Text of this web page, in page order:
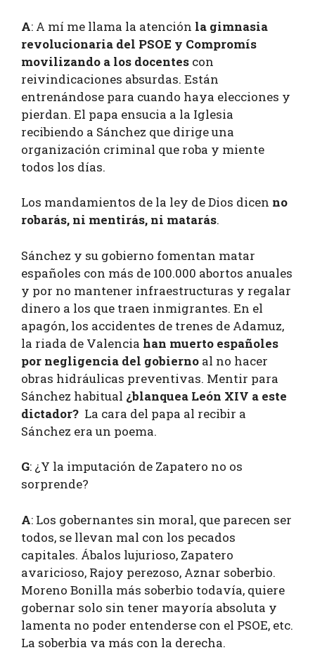
A: A mí me llama la atención la gimnasia
revolucionaria del PSOE y Compromís
movilizando a los docentes con
reivindicaciones absurdas. Están
entrenándose para cuando haya elecciones y
pierdan. El papa ensucia a la Iglesia
recibiendo a Sánchez que dirige una
organización criminal que roba y miente
todos los días.
Los mandamientos de la ley de Dios dicen no
robarás, ni mentirás, ni matarás.
Sánchez y su gobierno fomentan matar
españoles con más de 100.000 abortos anuales
y por no mantener infraestructuras y regalar
dinero a los que traen inmigrantes. En el
apagón, los accidentes de trenes de Adamuz,
la riada de Valencia han muerto españoles
por negligencia del gobierno al no hacer
obras hidráulicas preventivas. Mentir para
Sánchez habitual ¿blanquea León XIV a este
dictador? La cara del papa al recibir a
Sánchez era un poema.
G: ¿Y la imputación de Zapatero no os
sorprende?
A: Los gobernantes sin moral, que parecen ser
todos, se llevan mal con los pecados
capitales. Ábalos lujurioso, Zapatero
avaricioso, Rajoy perezoso, Aznar soberbio.
Moreno Bonilla más soberbio todavía, quiere
gobernar solo sin tener mayoría absoluta y
lamenta no poder entenderse con el PSOE, etc.
La soberbia va más con la derecha.